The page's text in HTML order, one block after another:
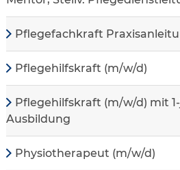
Pflegefachkraft
Pflegehilfskraft (m/w/d)
Pflegehilfskraft (m/w/d) mit
Ausbildung
Physiotherapeut (m/w/d)